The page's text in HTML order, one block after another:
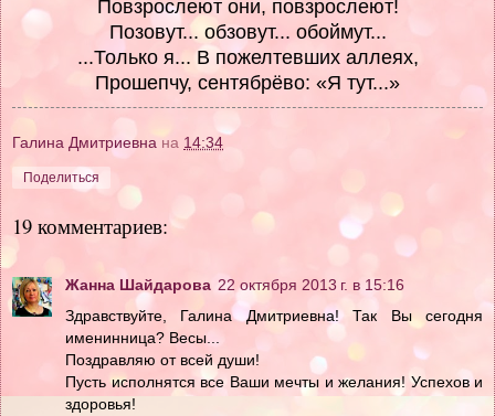
Повзрослеют они, повзрослеют!
Позовут... обзовут... обоймут...
...Только я... В пожелтевших аллеях,
Прошепчу, сентябрёво: «Я тут...»
Галина Дмитриевна на 14:34
Поделиться
19 комментариев:
Жанна Шайдарова 22 октября 2013 г. в 15:16
Здравствуйте, Галина Дмитриевна! Так Вы сегодня
именинница? Весы...
Поздравляю от всей души!
Пусть исполнятся все Ваши мечты и желания! Успехов и
здоровья!